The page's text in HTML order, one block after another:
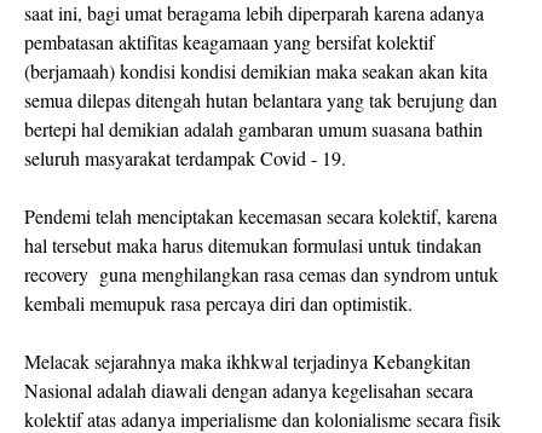
saat ini, bagi umat beragama lebih diperparah karena adanya
pembatasan aktifitas keagamaan yang bersifat kolektif
(berjamaah) kondisi kondisi demikian maka seakan akan kita
semua dilepas ditengah hutan belantara yang tak berujung dan
bertepi hal demikian adalah gambaran umum suasana bathin
seluruh masyarakat terdampak Covid - 19.
Pendemi telah menciptakan kecemasan secara kolektif, karena
hal tersebut maka harus ditemukan formulasi untuk tindakan
recovery guna menghilangkan rasa cemas dan syndrom untuk
kembali memupuk rasa percaya diri dan optimistik.
Melacak sejarahnya maka ikhkwal terjadinya Kebangkitan
Nasional adalah diawali dengan adanya kegelisahan secara
kolektif atas adanya imperialisme dan kolonialisme secara fisik